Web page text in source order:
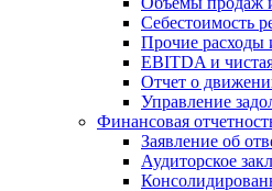
Себестоимость
Прочие расходы
EBITDA и
Отчет о
Управление
Финансовая
Заявление об
Аудиторское